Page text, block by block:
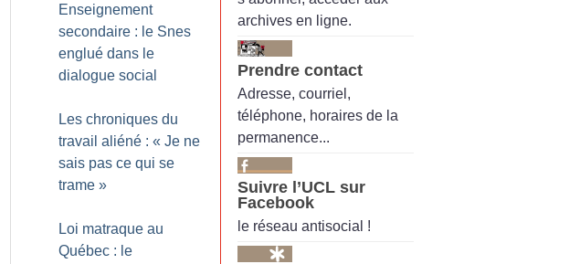
Enseignement
secondaire : le Snes
englué dans le
dialogue social
Les chroniques du
travail aliéné : « Je ne
sais pas ce qui se
trame »
Loi matraque au
Québec : le
archives en ligne.
Prendre contact
Adresse, courriel,
téléphone, horaires de la
permanence...
Suivre l’UCL sur
Facebook
le réseau antisocial !